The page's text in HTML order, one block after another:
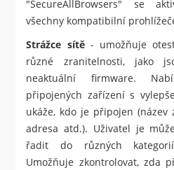
"SecureAllBrowsers" se
všechny kompatibilní
Strážce sítě- umožňuje
různé zranitelnosti, jako
neaktuální firmware.
připojených zařízení s
ukáže, kdo je připojen (název
adresa atd.). Uživatel je
řadit do různých
Umožňuje zkontrolovat, zda